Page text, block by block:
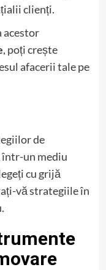
clienți.
acestor
, poți crește
afacerii tale pe
de
într-un mediu
cu grijă
vă strategiile în